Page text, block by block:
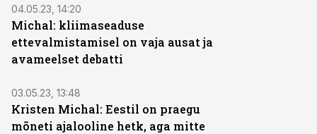
04.05.23, 14:20
Michal: kliimaseaduse
ettevalmistamisel on vaja ausat ja
avameelset debatti
03.05.23, 13:48
Kristen Michal: Eestil on praegu
mõneti ajalooline hetk, aga mitte